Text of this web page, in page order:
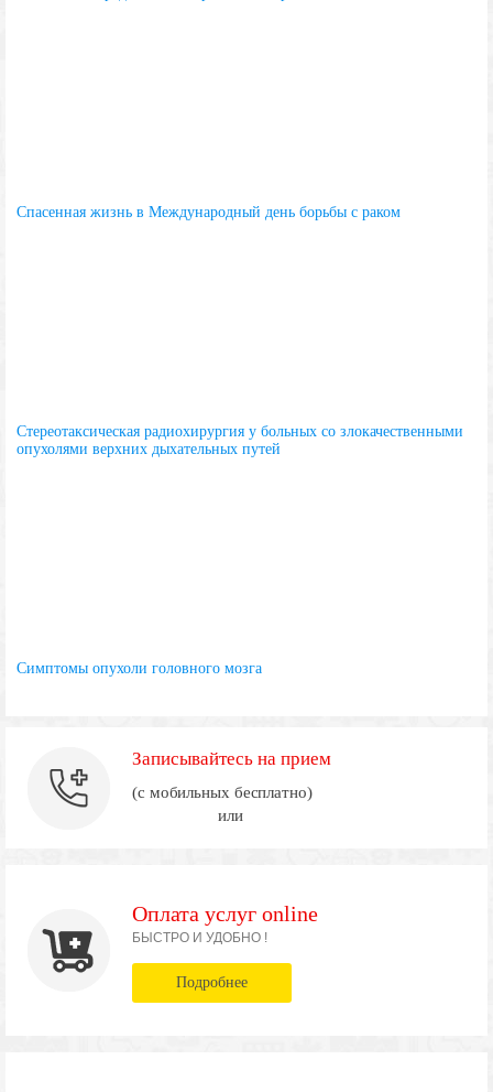
Спасенная жизнь в Международный день борьбы с раком
Стереотаксическая радиохирургия у больных со злокачественными
опухолями верхних дыхательных путей
Симптомы опухоли головного мозга
Записывайтесь на прием
(с мобильных бесплатно)
или
Оплата услуг online
БЫСТРО И УДОБНО !
Подробнее